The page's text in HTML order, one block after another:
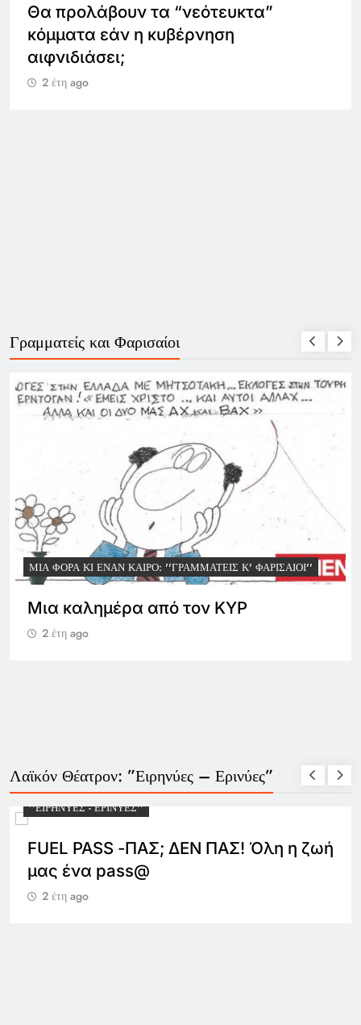
…οι εκλογές έρχονται, εκεί θα
μετρηθούμε όλοι μας
2 έτη ago
Γραμματείς και Φαρισαίοι
ΜΙΑ ΦΟΡΆ ΚΙ ΈΝΑΝ ΚΑΙΡΌ: ''ΓΡΑΜΜΑΤΕΊΣ Κ' ΦΑΡΙΣΑΊΟΙ''
Ίσως κάποτε δώσουν λογαριασμό…
2 έτη ago
Λαϊκόν Θέατρον: ”Ειρηνύες – Ερινύες”
- ΕΡΙΝΎΕΣ''
PASS -ΠΑΣ; ΔΕΝ ΠΑΣ! Όλη η ζωή
ένα pass@
2 έτη ago